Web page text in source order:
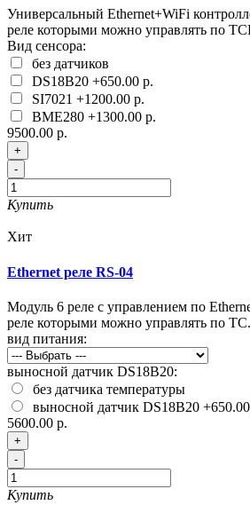
Универсальный Ethernet+WiFi
реле которыми можно управлять по
Вид сенсора:
без датчиков
DS18B20 +650.00 р.
SI7021 +1200.00 р.
BME280 +1300.00 р.
9500.00 р.
+
-
Купить
Хит
Ethernet реле RS-04
Модуль 6 реле с управлением по
реле которыми можно управлять по
вид питания:
выносной датчик DS18B20:
без датчика температуры
выносной датчик DS18B20
5600.00 р.
+
-
Купить